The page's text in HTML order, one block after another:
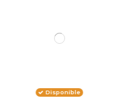
Disponible